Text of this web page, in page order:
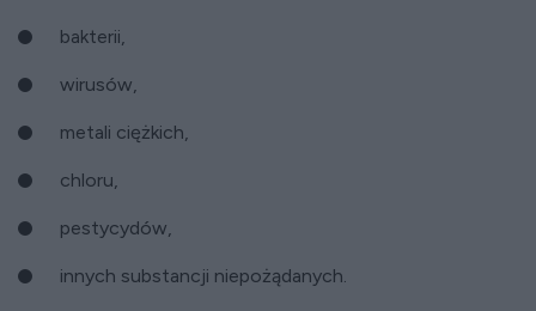
bakterii,
wirusów,
metali ciężkich,
chloru,
pestycydów,
innych substancji niepożądanych.